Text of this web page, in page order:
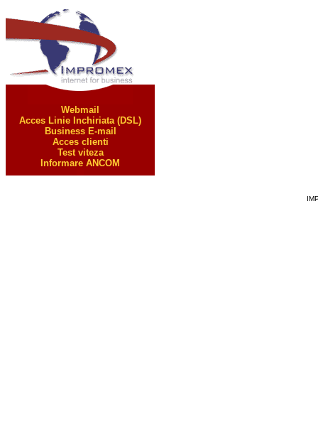
Webmail
Acces Linie Inchiriata (DSL)
Business E-mail
Acces clienti
Test viteza
Informare ANCOM